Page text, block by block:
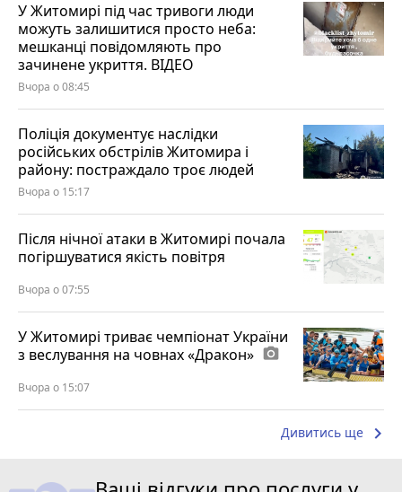
У Житомирі під час тривоги люди
можуть залишитися просто неба:
мешканці повідомляють про
зачинене укриття. ВІДЕО
Вчора о 08:45
Поліція документує наслідки
російських обстрілів Житомира і
району: постраждало троє людей
Вчора о 15:17
Після нічної атаки в Житомирі почала
погіршуватися якість повітря
Вчора о 07:55
У Житомирі триває чемпіонат України
з веслування на човнах «Дракон» photo_camera
Вчора о 15:07
Дивитись ще keyboard_arrow_right